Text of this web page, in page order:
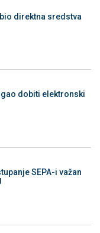
direktna sredstva
dobiti elektronski
SEPA-i važan